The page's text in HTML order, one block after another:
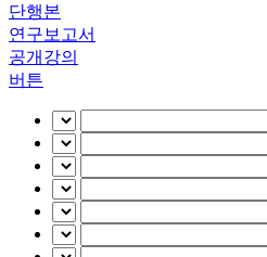
단행본
연구보고서
공개강의
버튼